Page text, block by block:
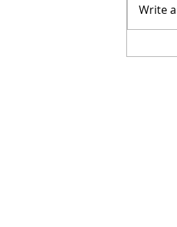
Write